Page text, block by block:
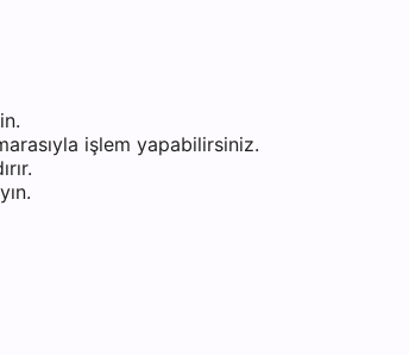
işlem yapabilirsiniz.